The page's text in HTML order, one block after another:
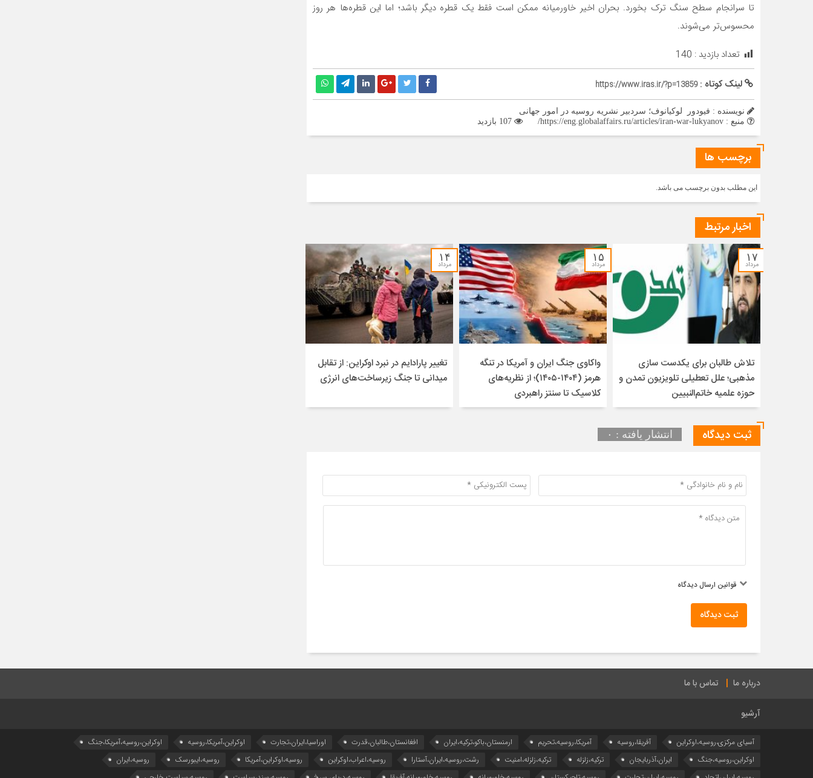
تا سرانجام سطح سنگ ترک بخورد. بحران اخیر خاورمیانه ممکن است فقط یک قطره دیگر باشد؛ اما این قطره‌ها هر روز
محسوس‌تر می‌شوند.
تعداد بازدید : 140
لینک کوتاه :https://www.iras.ir/?p=13859
نویسنده : فیودور لوکیانوف؛ سردبیر نشریه روسیه در امور جهانی
منبع : https://eng.globalaffairs.ru/articles/iran-war-lukyanov/
برچسب ها
این مطلب بدون برچسب می باشد.
اخبار مرتبط
۱۷
مرداد
تلاش طالبان برای یکدست سازی
مذهبی؛ علل تعطیلی تلویزیون تمدن و
حوزه علمیه خاتم‌النبیین
۱۵
مرداد
واکاوی جنگ ایران و آمریکا در تنگه
هرمز (۱۴۰۴-۱۴۰۵)؛ از نظریه‌های
کلاسیک تا سنتز راهبردی
۱۴
مرداد
تغییر پارادایم در نبرد اوکراین: از تقابل
میدانی تا جنگ زیرساخت‌های انرژی
ثبت دیدگاه انتشار یافته : ۰
قوانین ارسال دیدگاه
ثبت دیدگاه
درباره ما تماس با ما
آرشیو
آسیای مرکزی،روسیه،اوکراین آفریقا،روسیه آمریکا،روسیه،تحریم ارمنستان،باکو،ترکیه،ایران افغانستان،طالبان،قدرت اوراسیا،ایران،تجارت اوکراین،آمریکا،روسیه
اوکراین،روسیه،آمریکا،جنگ
اوکراین،روسیه،جنگ
ایران،آذربایجان ترکیه،زلزله ترکیه،زلزله،امنیت رشت،روسیه،ایران،آستارا روسیه،اعراب،اوکراین روسیه،اوکراین،آمریکا روسیه،ایبورسک
روسیه،ایران